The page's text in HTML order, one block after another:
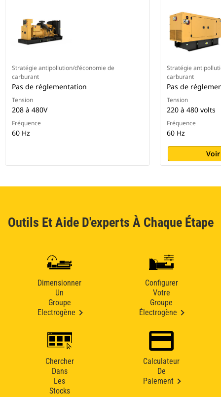
Stratégie antipollution/d'économie de
carburant
Pas de réglementation
Tension
208 à 480V
Fréquence
60 Hz
Stratégie
carburant
Pas de
Tension
220 à 480 volts
Fréquence
60 Hz
Outils Et Aide D'experts À Chaque Étape
Dimensionner
Un
Groupe
Electrogène
Configurer
Votre
Groupe
Électrogène
Chercher
Dans
Les
Stocks
Calculateur
De
Paiement